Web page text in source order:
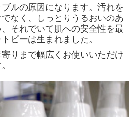
ルの原因になります。汚れを
なく、しっとりうるおいのあ
それでいて肌への安全性を最
ピーは生まれました。
りまで幅広くお使いいただけ